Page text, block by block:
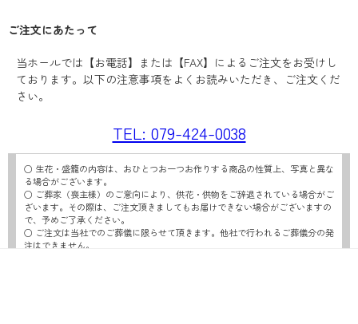
ご注文にあたって
当ホールでは【お電話】または【FAX】によるご注文をお受けし
ております。以下の注意事項をよくお読みいただき、ご注文くだ
さい。
TEL: 079-424-0038
○ 生花・盛籠の内容は、おひとつお一つお作りする商品の性質上、写真と異な
る場合がございます。
○ ご葬家（喪主様）のご意向により、供花・供物をご辞退されている場合がご
ざいます。その際は、ご注文頂きましてもお届けできない場合がございますの
で、予めご了承ください。
○ ご注文は当社でのご葬儀に限らせて頂きます。他社で行われるご葬儀分の発
注はできません。